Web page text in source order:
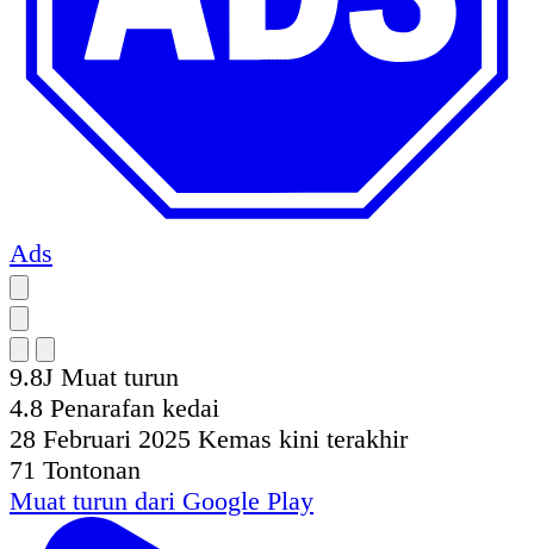
Ads
9.8J Muat turun
4.8 Penarafan kedai
28 Februari 2025 Kemas kini terakhir
71 Tontonan
Muat turun dari Google Play